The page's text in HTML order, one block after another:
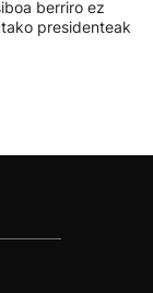
berriro ez
presidenteak